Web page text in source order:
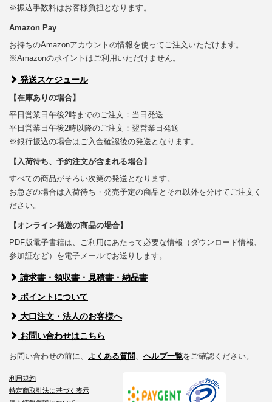
※振込手数料はお客様負担となります。
Amazon Pay
お持ちのAmazonアカウントの情報を使ってご注文いただけます。
※Amazonのポイントはご利用いただけません。
発送スケジュール
【在庫ありの場合】
平日営業日午後2時までのご注文：当日発送
平日営業日午後2時以降のご注文：翌営業日発送
※銀行振込の場合はご入金確認後の発送となります。
【入荷待ち、予約注文が含まれる場合】
すべての商品がそろい次第の発送となります。
お急ぎの場合は入荷待ち・発売予定の商品とそれ以外を分けてご注文く
ださい。
【オンライン発送の商品の場合】
PDF版電子書籍は、ご利用にあたって必要な情報（ダウンロード情報、
参加証など）を電子メールでお送りします。
請求書・領収書・見積書・納品書
ポイントについて
大口注文・法人のお客様へ
お問い合わせはこちら
お問い合わせの前に、 よくある質問、 ヘルプ一覧をご確認ください。
利用規約
特定商取引法に基づく表示